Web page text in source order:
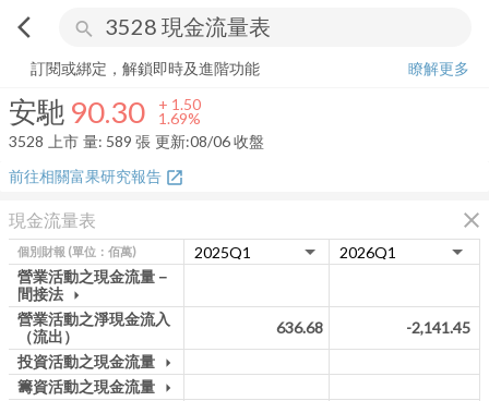
arrow_back_ios search
安馳 90.30+ 1.69%
訂閱或綁定，解鎖即時及進階功能
瞭解更多
安馳 90.30 + 1.50
1.69%
3528
上市 量: 589 張 更新:08/06 收盤
前往相關富果研究報告 open_in_new
現金流量表 close
個別財報 (單位：佰萬)
營業活動之現金流量－
間接法 arrow_drop_down
營業活動之淨現金流入
（流出）
636.68
-2,141.45
投資活動之現金流量 arrow_drop_down
籌資活動之現金流量 arrow_drop_down